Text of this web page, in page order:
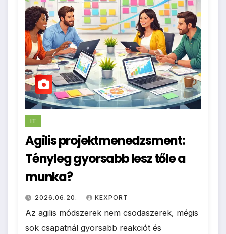
IT
Agilis projektmenedzsment:
Tényleg gyorsabb lesz tőle a
munka?
2026.06.20. KEXPORT
Az agilis módszerek nem csodaszerek, mégis
sok csapatnál gyorsabb reakciót és